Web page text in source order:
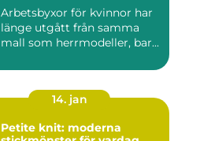
Arbetsbyxor för kvinnor har
länge utgått från samma
mall som herrmodeller, bar...
14. jan
Petite knit: moderna